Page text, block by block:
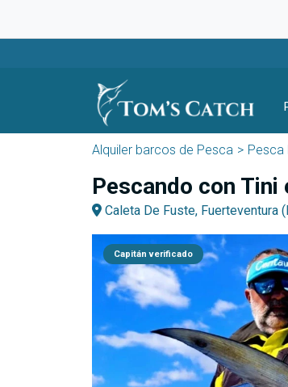
Alquiler barcos de Pesca Pesca
Pescando con
Caleta De Fuste, Fuerteventura
Capitán verificado